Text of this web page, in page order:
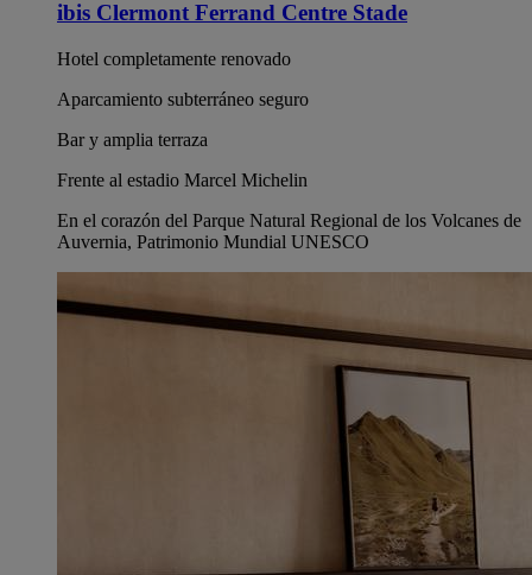
ibis Clermont Ferrand Centre Stade
Hotel completamente renovado
Aparcamiento subterráneo seguro
Bar y amplia terraza
Frente al estadio Marcel Michelin
En el corazón del Parque Natural Regional de los Volcanes de
Auvernia, Patrimonio Mundial UNESCO